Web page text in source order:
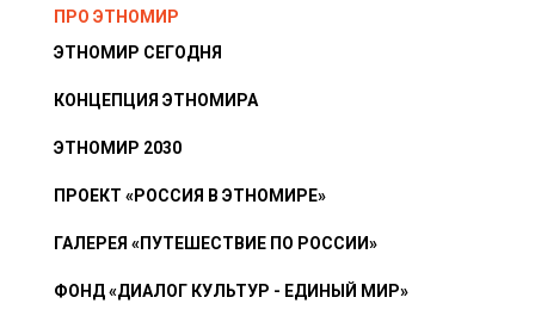
ПРО ЭТНОМИР
ЭТНОМИР СЕГОДНЯ
КОНЦЕПЦИЯ ЭТНОМИРА
ЭТНОМИР 2030
ПРОЕКТ «РОССИЯ В ЭТНОМИРЕ»
ГАЛЕРЕЯ «ПУТЕШЕСТВИЕ ПО РОССИИ»
ФОНД «ДИАЛОГ КУЛЬТУР - ЕДИНЫЙ МИР»